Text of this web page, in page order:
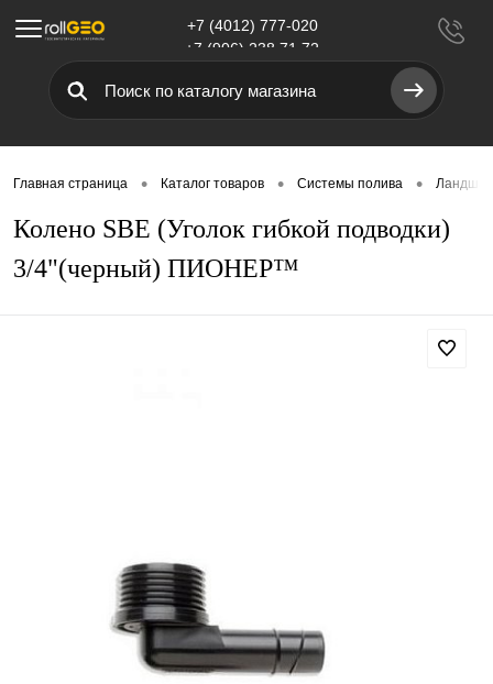
Меню
+7 (4012) 777-020
+7 (906) 238 71 72
Главная страница • Каталог товаров • Системы полива •
Колено SBE (Уголок гибкой подводки)
3/4"(черный) ПИОНЕР™